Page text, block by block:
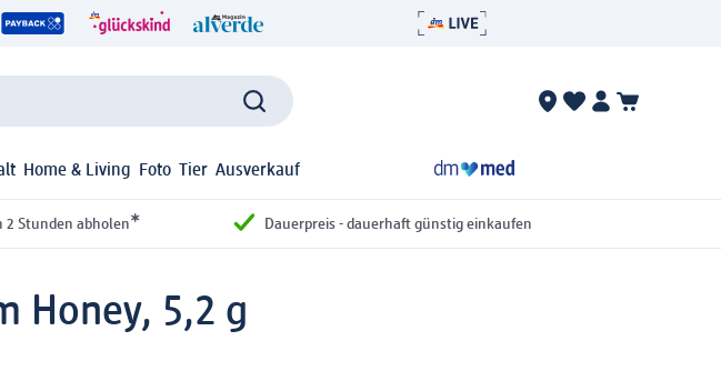
Home & Living Foto Tier Ausverkauf
2 Stunden abholen* Dauerpreis - dauerhaft günstig einkaufen
Honey, 5,2 g